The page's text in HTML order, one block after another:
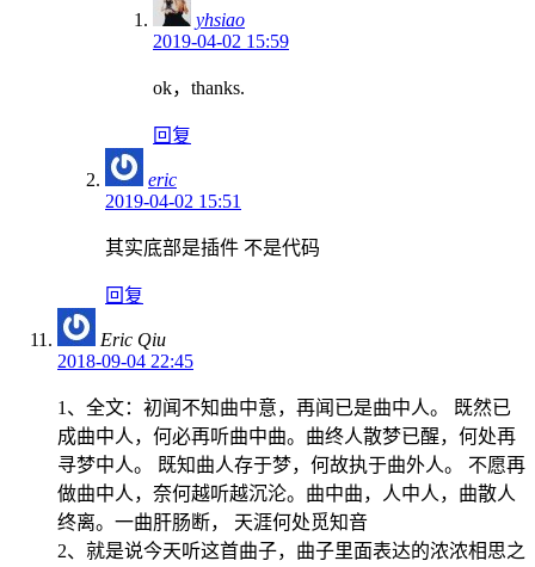
yhsiao
2019-04-02 15:59
ok，thanks.
回复
eric
2019-04-02 15:51
其实底部是插件 不是代码
回复
Eric Qiu
2018-09-04 22:45
1、全文：初闻不知曲中意，再闻已是曲中人。 既然已
成曲中人，何必再听曲中曲。曲终人散梦已醒，何处再
寻梦中人。 既知曲人存于梦，何故执于曲外人。 不愿再
做曲中人，奈何越听越沉沦。曲中曲，人中人，曲散人
终离。一曲肝肠断， 天涯何处觅知音
2、就是说今天听这首曲子，曲子里面表达的浓浓相思之